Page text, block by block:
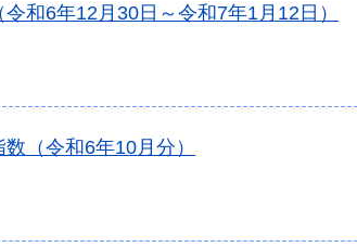
和6年12月30日～令和7年1月12日）
（令和6年10月分）